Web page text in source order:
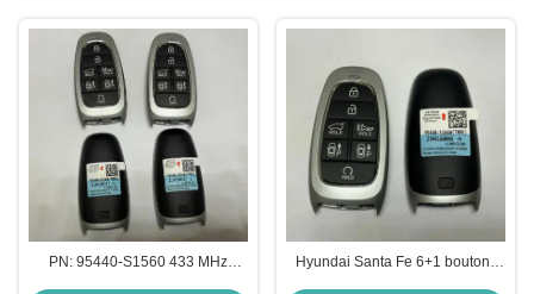
PN: 95440-S1560 433 MHz
Hyundai Santa Fe 6+1 boutons